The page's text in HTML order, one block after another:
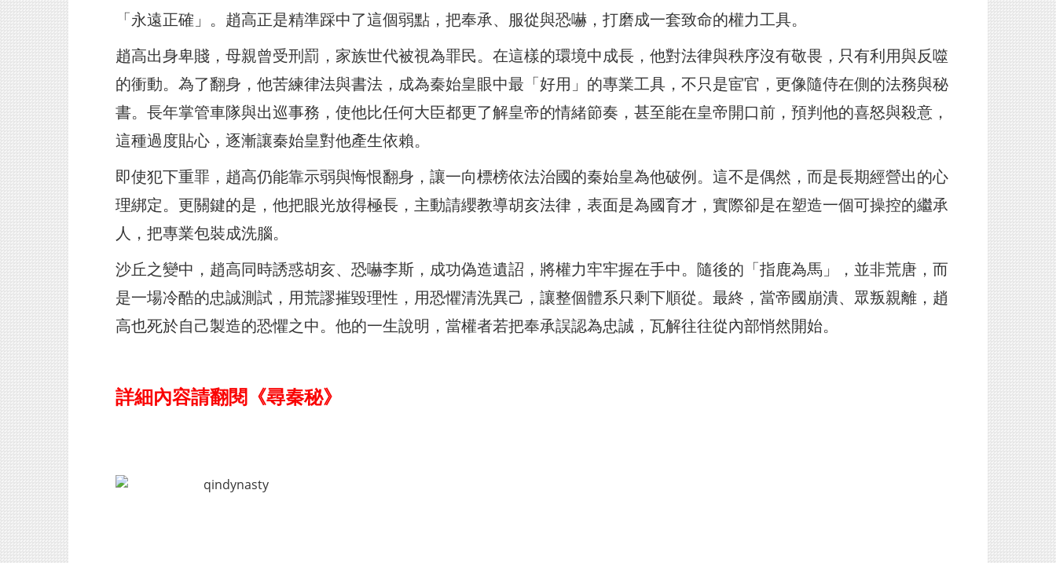
「永遠正確」。趙高正是精準踩中了這個弱點，把奉承、服從與恐嚇，打磨成一套致命的權力工具。
趙高出身卑賤，母親曾受刑罰，家族世代被視為罪民。在這樣的環境中成長，他對法律與秩序沒有敬畏，只有利用與反噬
的衝動。為了翻身，他苦練律法與書法，成為秦始皇眼中最「好用」的專業工具，不只是宦官，更像隨侍在側的法務與秘
書。長年掌管車隊與出巡事務，使他比任何大臣都更了解皇帝的情緒節奏，甚至能在皇帝開口前，預判他的喜怒與殺意，
這種過度貼心，逐漸讓秦始皇對他產生依賴。
即使犯下重罪，趙高仍能靠示弱與悔恨翻身，讓一向標榜依法治國的秦始皇為他破例。這不是偶然，而是長期經營出的心
理綁定。更關鍵的是，他把眼光放得極長，主動請纓教導胡亥法律，表面是為國育才，實際卻是在塑造一個可操控的繼承
人，把專業包裝成洗腦。
沙丘之變中，趙高同時誘惑胡亥、恐嚇李斯，成功偽造遺詔，將權力牢牢握在手中。隨後的「指鹿為馬」，並非荒唐，而
是一場冷酷的忠誠測試，用荒謬摧毀理性，用恐懼清洗異己，讓整個體系只剩下順從。最終，當帝國崩潰、眾叛親離，趙
高也死於自己製造的恐懼之中。他的一生說明，當權者若把奉承誤認為忠誠，瓦解往往從內部悄然開始。
詳細內容請翻閱《尋秦秘》